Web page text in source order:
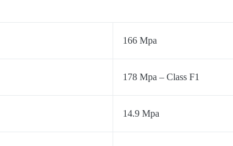
166 Mpa
178 Mpa – Class F1
14.9 Mpa